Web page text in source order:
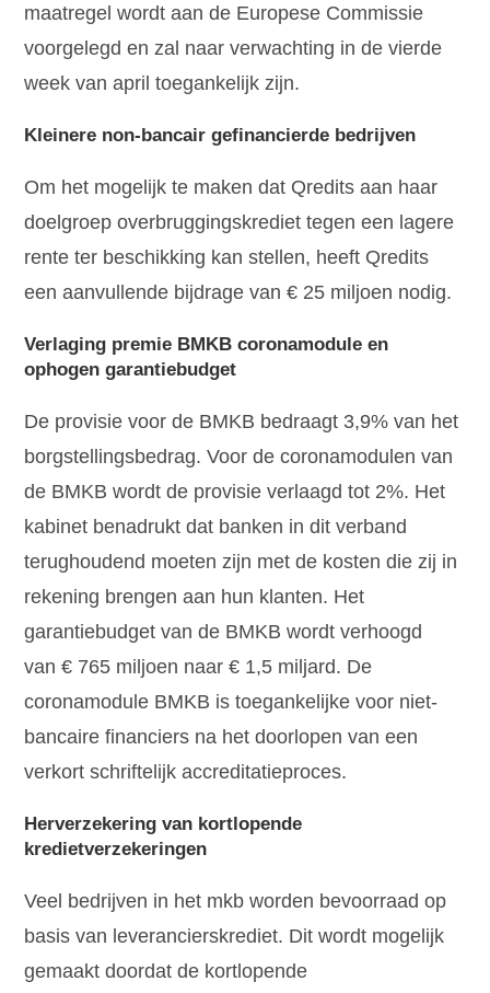
maatregel wordt aan de Europese Commissie
voorgelegd en zal naar verwachting in de vierde
week van april toegankelijk zijn.
Kleinere non-bancair gefinancierde bedrijven
Om het mogelijk te maken dat Qredits aan haar
doelgroep overbruggingskrediet tegen een lagere
rente ter beschikking kan stellen, heeft Qredits
een aanvullende bijdrage van € 25 miljoen nodig.
Verlaging premie BMKB coronamodule en
ophogen garantiebudget
De provisie voor de BMKB bedraagt 3,9% van het
borgstellingsbedrag. Voor de coronamodulen van
de BMKB wordt de provisie verlaagd tot 2%. Het
kabinet benadrukt dat banken in dit verband
terughoudend moeten zijn met de kosten die zij in
rekening brengen aan hun klanten. Het
garantiebudget van de BMKB wordt verhoogd
van € 765 miljoen naar € 1,5 miljard. De
coronamodule BMKB is toegankelijke voor niet-
bancaire financiers na het doorlopen van een
verkort schriftelijk accreditatieproces.
Herverzekering van kortlopende
kredietverzekeringen
Veel bedrijven in het mkb worden bevoorraad op
basis van leverancierskrediet. Dit wordt mogelijk
gemaakt doordat de kortlopende